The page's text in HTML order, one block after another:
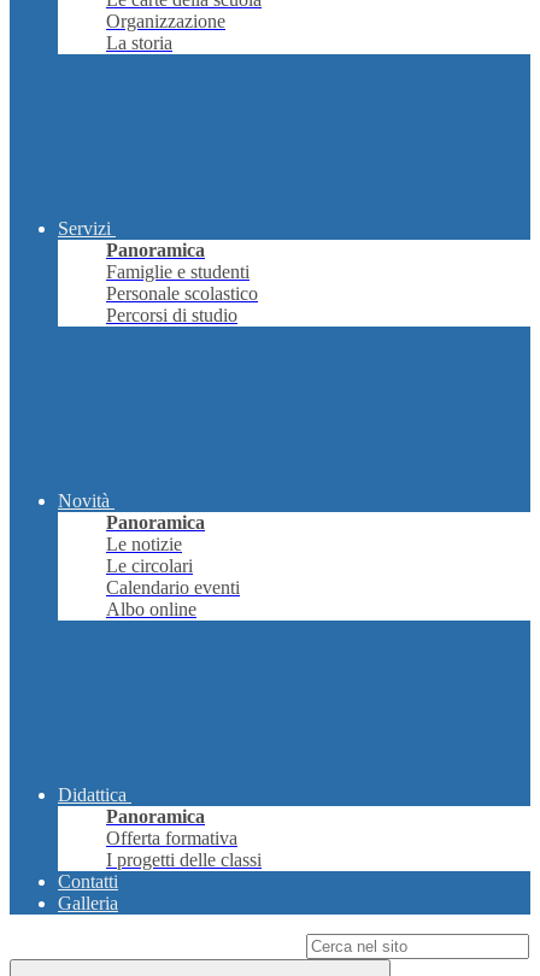
Organizzazione
La storia
Servizi
Panoramica
Famiglie e studenti
Personale scolastico
Percorsi di studio
Novità
Panoramica
Le notizie
Le circolari
Calendario eventi
Albo online
Didattica
Panoramica
Offerta formativa
I progetti delle classi
Contatti
Galleria